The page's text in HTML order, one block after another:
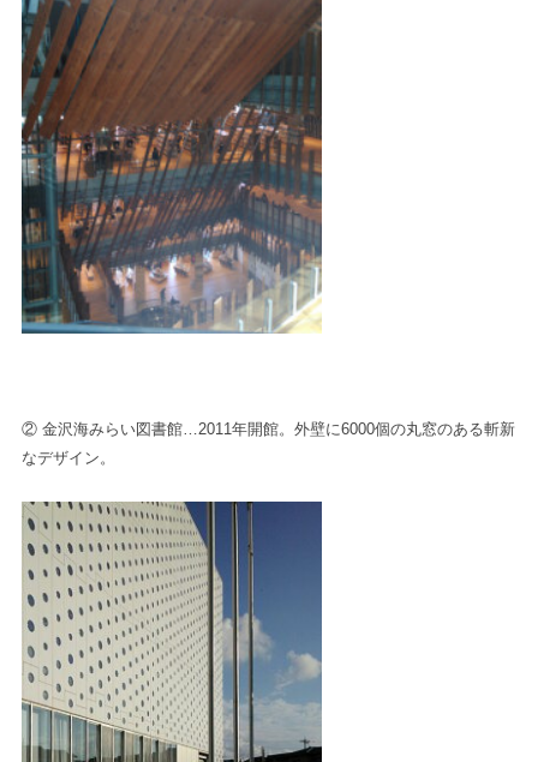
② 金沢海みらい図書館…2011年開館。外壁に6000個の丸窓のある斬新
なデザイン。